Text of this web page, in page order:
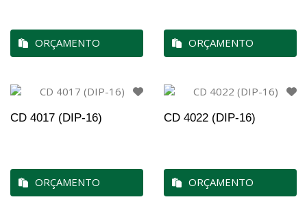
ORÇAMENTO ORÇAMENTO
CD 4017 (DIP-16)
ORÇAMENTO
CD 4022 (DIP-16)
ORÇAMENTO